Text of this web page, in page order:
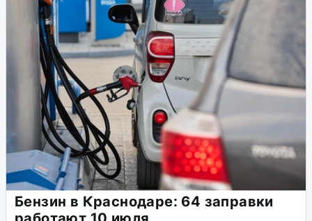
Бензин в Краснодаре: 64 заправки